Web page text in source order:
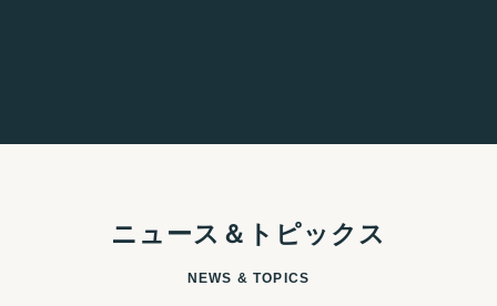
ニュース＆トピックス
NEWS & TOPICS